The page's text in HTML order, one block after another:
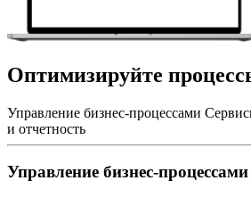
Оптимизируйте
Управление бизнес-процессами
и отчетность
Управление бизнес-процессами